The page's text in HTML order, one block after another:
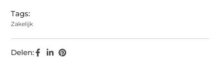
Tags:
Zakelijk
Delen: